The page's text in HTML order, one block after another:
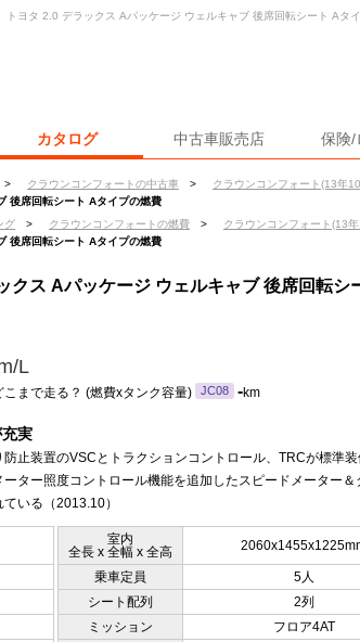
カタログ 中古車販売店 保険/
> クラウンコンフォートの中古車 > クラウンコンフォート(13年
後席回転シート Aタイプの燃費
グ > クラウンコンフォートの燃費 > クラウンコンフォート(13
後席回転シート Aタイプの燃費
トヨタ 2.0 デラックス Aパッケージ ウェルキャブ 後席回転シート Aタ
クス Aパッケージ ウェルキャブ 後席回転シ
L
こまで走る？ (燃費xタンク容量) JC08 -km
実
防止装置のVSCとトラクションコントロール、TRCが標準
ーター照度コントロール機能を追加したスピードメーター＆
いる（2013.10）
室内
全長 x 全幅 x 全高
乗車定員
5人
シート配列
2列
ミッション
フロア4AT